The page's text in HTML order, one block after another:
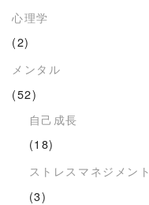
心理学
(2)
メンタル
(52)
自己成長
(18)
ストレスマネジメント
(3)